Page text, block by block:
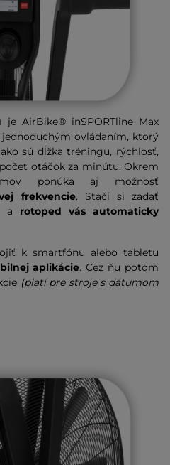
je AirBike® inSPORTline Max
jednoduchým ovládaním, ktorý
sú dĺžka tréningu, rýchlosť,
otáčok za minútu. Okrem
ponúka aj možnosť
frekvencie. Stačí si zadať
a rotoped vás automaticky
k smartfónu alebo tabletu
aplikácie. Cez ňu potom
(platí pre stroje s dátumom